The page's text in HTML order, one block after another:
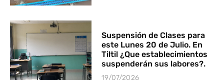
Suspensión de Clases para
este Lunes 20 de Julio. En
Tiltil ¿Que establecimientos
suspenderán sus labores?.
19/07/2026